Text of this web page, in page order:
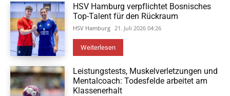
HSV Hamburg verpflichtet Bosnisches
Top-Talent für den Rückraum
HSV Hamburg 21. Juli 2026 04:26
Weiterlesen
Leistungstests, Muskelverletzungen und
Mentalcoach: Todesfelde arbeitet am
Klassenerhalt